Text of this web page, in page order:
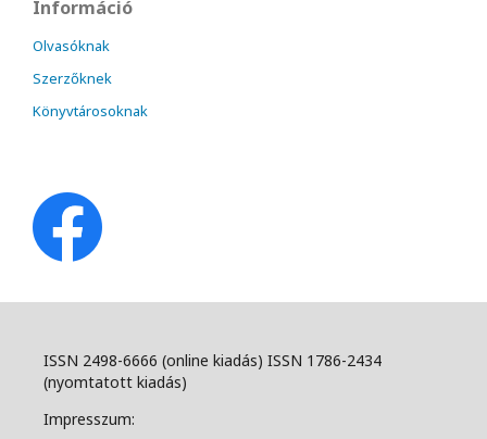
Információ
Olvasóknak
Szerzőknek
Könyvtárosoknak
ISSN 2498-6666 (online kiadás) ISSN 1786-2434
(nyomtatott kiadás)
Impresszum: